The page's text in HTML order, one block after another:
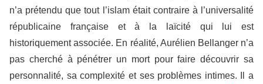
n’a prétendu que tout l’islam était contraire à l’universalité
républicaine française et à la laïcité qui lui est
historiquement associée. En réalité, Aurélien Bellanger n’a
pas cherché à pénétrer un mort pour faire découvrir sa
personnalité, sa complexité et ses problèmes intimes. Il a